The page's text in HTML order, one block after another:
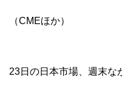
（CMEほか）
23日の日本市場、週末な